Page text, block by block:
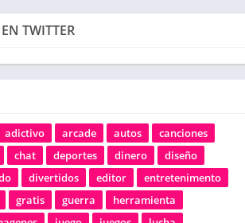
TWITTER
adictivo arcade autos
canciones
chat deportes dinero
diseño
divertidos editor
entretenimento
gratis guerra
herramienta